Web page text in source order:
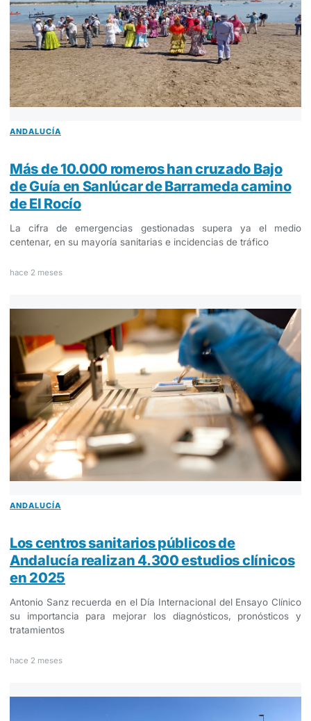
ANDALUCÍA
Más de 10.000 romeros han cruzado Bajo
de Guía en Sanlúcar de Barrameda camino
de El Rocío
La cifra de emergencias gestionadas supera ya el medio
centenar, en su mayoría sanitarias e incidencias de tráfico
hace 2 meses
ANDALUCÍA
Los centros sanitarios públicos de
Andalucía realizan 4.300 estudios clínicos
en 2025
Antonio Sanz recuerda en el Día Internacional del Ensayo Clínico
su importancia para mejorar los diagnósticos, pronósticos y
tratamientos
hace 2 meses